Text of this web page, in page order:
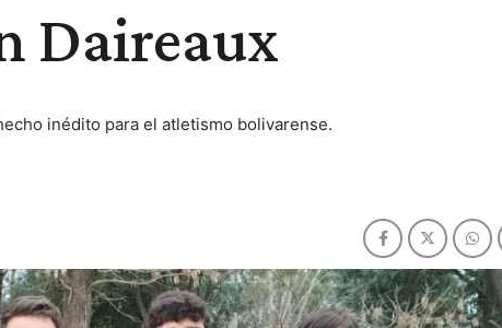
Daireaux
inédito para el atletismo bolivarense.